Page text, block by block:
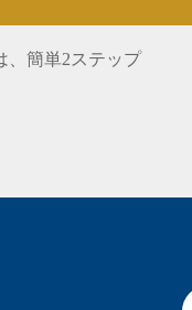
、簡単2ステップ